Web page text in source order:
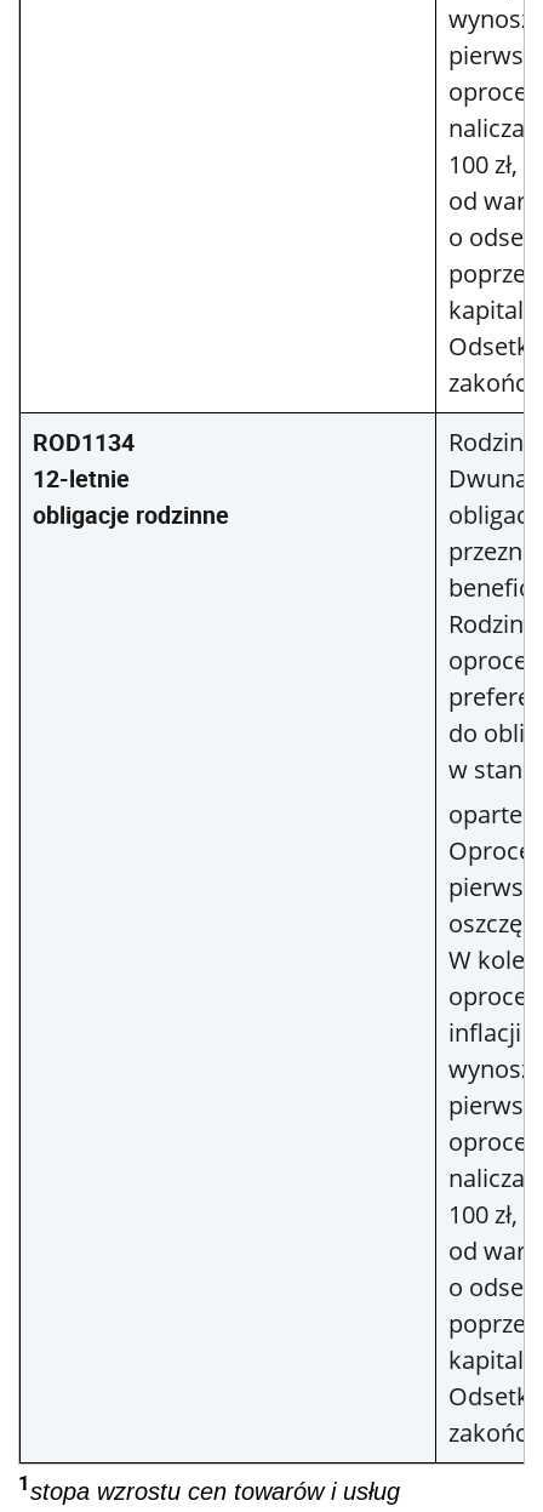
100 zł,
od
o
Odsetki
ROD1134
12-letnie
obligacje rodzinne
do
w
oparte
W
inflacji i
100 zł,
od
o
Odsetki
1stopa wzrostu cen towarów i usług